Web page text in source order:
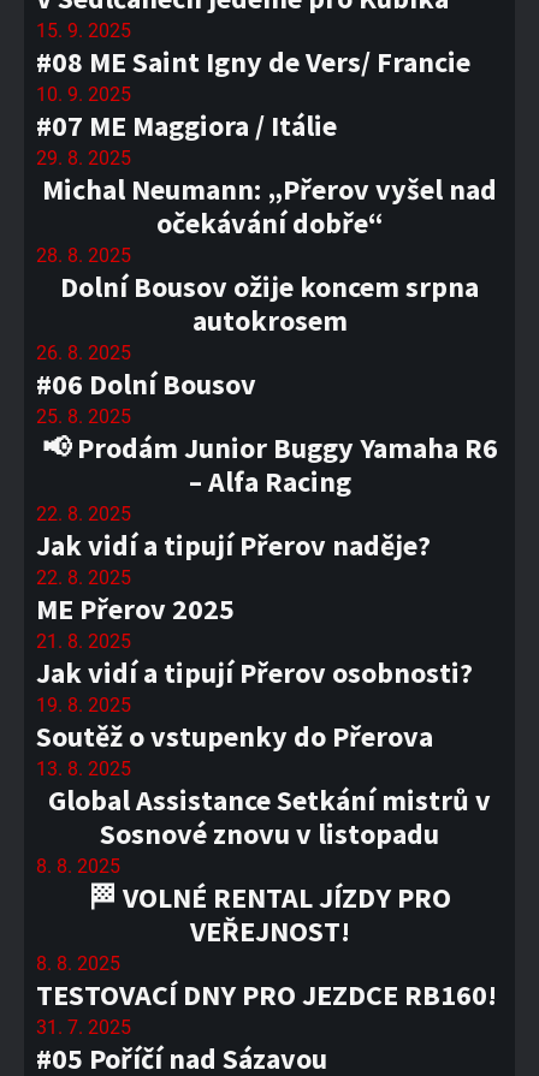
15. 9. 2025
#08 ME Saint Igny de Vers/ Francie
10. 9. 2025
#07 ME Maggiora / Itálie
29. 8. 2025
Michal Neumann: „Přerov vyšel nad
očekávání dobře“
28. 8. 2025
Dolní Bousov ožije koncem srpna
autokrosem
26. 8. 2025
#06 Dolní Bousov
25. 8. 2025
📢 Prodám Junior Buggy Yamaha R6
– Alfa Racing
22. 8. 2025
Jak vidí a tipují Přerov naděje?
22. 8. 2025
ME Přerov 2025
21. 8. 2025
Jak vidí a tipují Přerov osobnosti?
19. 8. 2025
Soutěž o vstupenky do Přerova
13. 8. 2025
Global Assistance Setkání mistrů v
Sosnové znovu v listopadu
8. 8. 2025
🏁 VOLNÉ RENTAL JÍZDY PRO
VEŘEJNOST!
8. 8. 2025
TESTOVACÍ DNY PRO JEZDCE RB160!
31. 7. 2025
#05 Poříčí nad Sázavou